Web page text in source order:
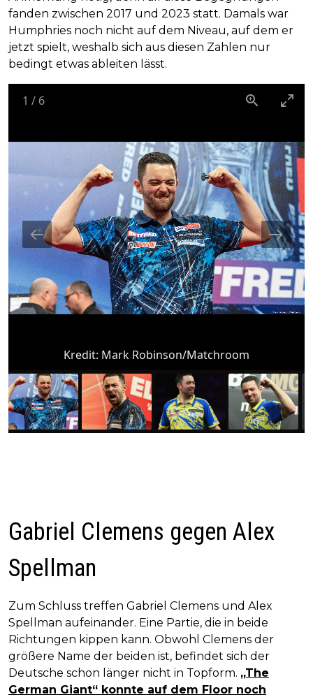
fanden zwischen 2017 und 2023 statt. Damals war
Humphries noch nicht auf dem Niveau, auf dem er
jetzt spielt, weshalb sich aus diesen Zahlen nur
bedingt etwas ableiten lässt.
1 / 6
Kredit: Mark Robinson/Matchroom
Gabriel Clemens gegen Alex
Spellman
Zum Schluss treffen Gabriel Clemens und Alex
Spellman aufeinander. Eine Partie, die in beide
Richtungen kippen kann. Obwohl Clemens der
größere Name der beiden ist, befindet sich der
Deutsche schon länger nicht in Topform. „The
German Giant“ konnte auf dem Floor noch